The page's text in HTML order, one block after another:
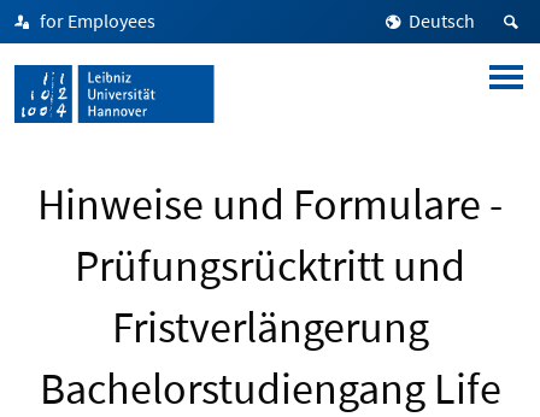
for Employees Deutsch
Hinweise und Formulare -
Prüfungsrücktritt und
Fristverlängerung
Bachelorstudiengang Life